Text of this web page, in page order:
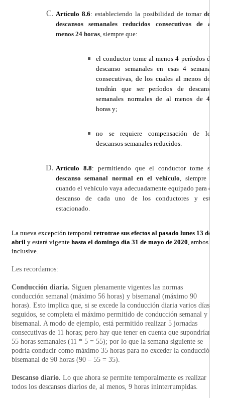
Artículo 8.6:estableciendo la posibilidad de tomardos
descansos semanales reducidos consecutivos de al
menos 24 horas , siempre que:
el conductor tome al menos 4 períodos de
descanso semanales en esas 4 semanas
consecutivas, de los cuales al menos dos
tendrán que ser períodos de descanso
semanales normales de al menos de 45
horas y;
no se requiere compensación de los
descansos semanales reducidos.
Artículo 8.8: permitiendo que el conductor tome su
descanso semanal normal en el vehículo , siempre y
cuando el vehículo vaya adecuadamente equipado para el
descanso de cada uno de los conductores y esté
estacionado.
La nueva excepción temporal retrotrae sus efectos al pasado lunes 13 de
abril y estará vigente hasta el domingo día 31 de mayo de 2020 , ambos
inclusive.
Les recordamos:
Conducción diaria. Siguen plenamente vigentes las normas
conducción semanal (máximo 56 horas) y bisemanal (máximo 90
horas). Esto implica que, si se excede la conducción diaria varios días
seguidos, se completa el máximo permitido de conducción semanal y
bisemanal. A modo de ejemplo, está permitido realizar 5 jornadas
consecutivas de 11 horas; pero hay que tener en cuenta que supondrían
55 horas semanales (11 * 5 = 55); por lo que la semana siguiente se
podría conducir como máximo 35 horas para no exceder la conducción
bisemanal de 90 horas (90 – 55 = 35).
Descanso diario. Lo que ahora se permite temporalmente es realizar
todos los descansos diarios de, al menos, 9 horas ininterrumpidas.